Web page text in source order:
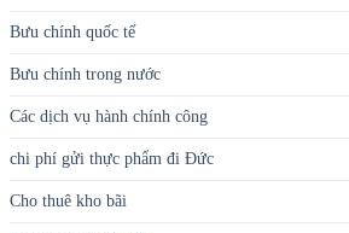
Bưu chính quốc tế
Bưu chính trong nước
Các dịch vụ hành chính công
chi phí gửi thực phẩm đi Đức
Cho thuê kho bãi